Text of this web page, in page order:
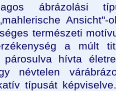
ábrázolási
Ansicht"-
természeti
a múlt
párosulva hívta
névtelen
típusát